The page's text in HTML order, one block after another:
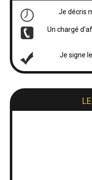
Je décris
Un chargé
Je signe